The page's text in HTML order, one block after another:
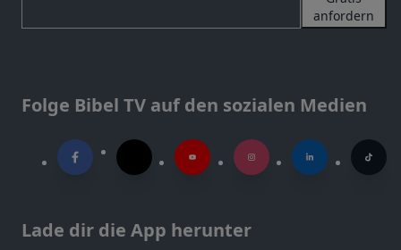
anfordern
Folge Bibel TV auf den sozialen Medien
Lade dir die App herunter